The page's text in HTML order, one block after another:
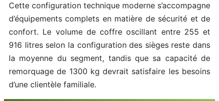
Cette configuration technique moderne s’accompagne
d’équipements complets en matière de sécurité et de
confort. Le volume de coffre oscillant entre 255 et
916 litres selon la configuration des sièges reste dans
la moyenne du segment, tandis que sa capacité de
remorquage de 1300 kg devrait satisfaire les besoins
d’une clientèle familiale.